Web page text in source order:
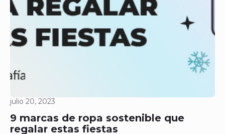
9 marcas de ropa sostenible que
regalar estas fiestas
julio 20, 2023